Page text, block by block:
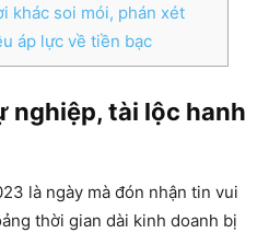
khác soi mói, phán xét
áp lực về tiền bạc
nghiệp, tài lộc hanh
là ngày mà đón nhận tin vui
thời gian dài kinh doanh bị